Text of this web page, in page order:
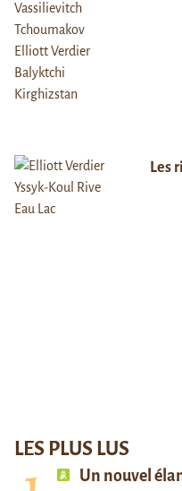
Les
LES PLUS LUS
Un nouvel